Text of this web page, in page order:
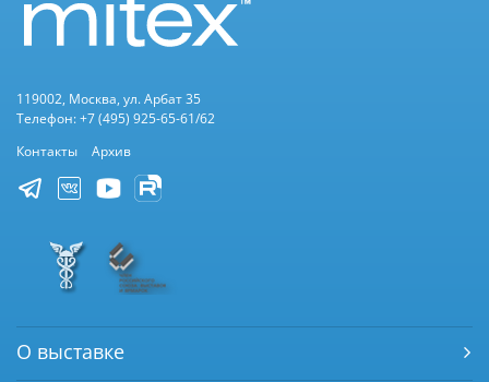
119002, Москва, ул. Арбат 35
Телефон: +7 (495) 925-65-61/62
Контакты
Архив
О выставке